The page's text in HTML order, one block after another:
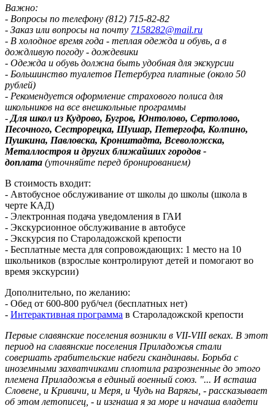
Важно:
- Вопросы по телефону (812) 715-82-82
- Заказ или вопросы на почту 7158282@mail.ru
- В холодное время года - теплая одежда и обувь, а в
дождливую погоду - дождевики
- Одежда и обувь должна быть удобная для экскурсии
- Большинство туалетов Петербурга платные (около 50
рублей)
- Рекомендуется оформление страхового полиса для
школьников на все внешкольные программы
- Для школ из Кудрово, Бугров, Юнтолово, Сертолово,
Песочного, Сестрорецка, Шушар, Петергофа, Колпино,
Пушкина, Павловска, Кронштадта, Всеволожска,
Металлостроя и других ближайших городов -
доплата (уточняйте перед бронированием)
В стоимость входит:
- Автобусное обслуживание от школы до школы (школа в
черте КАД)
- Электронная подача уведомления в ГАИ
- Экскурсионное обслуживание в автобусе
- Экскурсия по Староладожской крепости
- Бесплатные места для сопровождающих: 1 место на 10
школьников (взрослые контролируют детей и помогают во
время экскурсии)
Дополнительно, по желанию:
- Обед от 600-800 руб/чел (бесплатных нет)
- Интерактивная программа в Староладожской крепости
Первые славянские поселения возникли в VII-VIII веках. В этот
период на славянские поселения Приладожья стали
совершать грабительские набеги скандинавы. Борьба с
иноземными захватчиками сплотила разрозненные до этого
племена Приладожья в единый военный союз. "... И всташа
Словене, и Кривичи, и Меря, и Чудь на Варягы, - рассказывает
об этом летописец, - и изгнаша я за море и начаша владети